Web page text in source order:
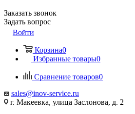
Заказать звонок
Задать вопрос
Войти
Корзина0
Избранные товары0
Сравнение товаров0
sales@inov-service.ru
г. Макеевка, улица Заслонова, д. 2